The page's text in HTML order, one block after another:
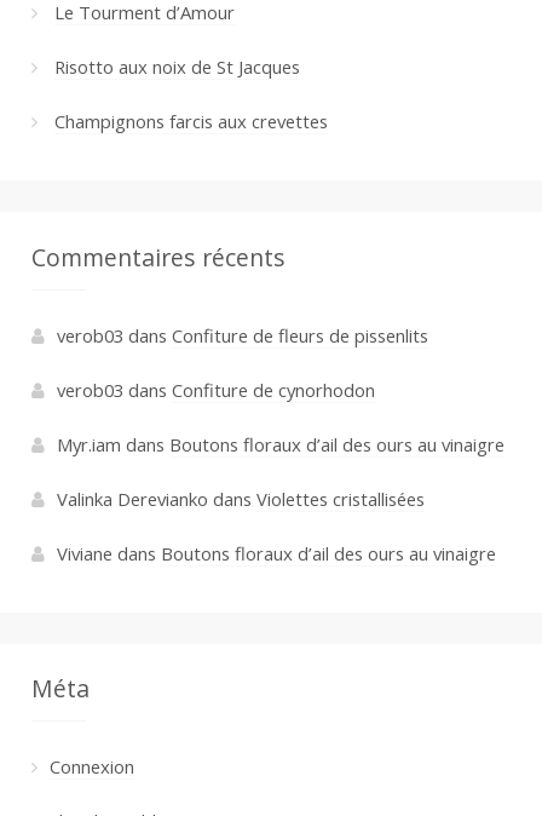
Le Tourment d’Amour
Risotto aux noix de St Jacques
Champignons farcis aux crevettes
Commentaires récents
verob03 dans Confiture de fleurs de pissenlits
verob03 dans Confiture de cynorhodon
Myr.iam dans Boutons floraux d’ail des ours au vinaigre
Valinka Derevianko dans Violettes cristallisées
Viviane dans Boutons floraux d’ail des ours au vinaigre
Méta
Connexion